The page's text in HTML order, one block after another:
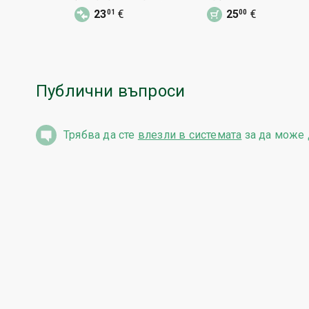
милиция КАТ
2301 €
Строим и бдим БНА
соц 2500 €
Публични въпроси
Трябва да сте влезли в системата за да може